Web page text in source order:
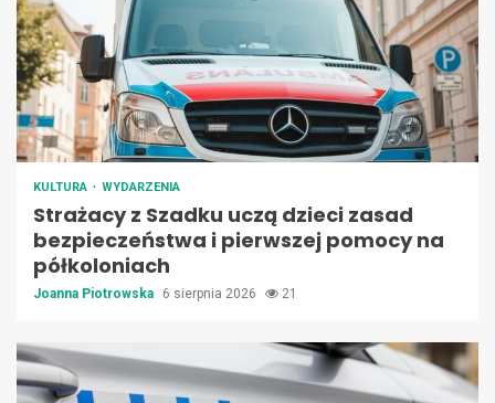
KULTURA WYDARZENIA
Strażacy z Szadku uczą dzieci zasad
bezpieczeństwa i pierwszej pomocy na
półkoloniach
Joanna Piotrowska 6 sierpnia 2026 21